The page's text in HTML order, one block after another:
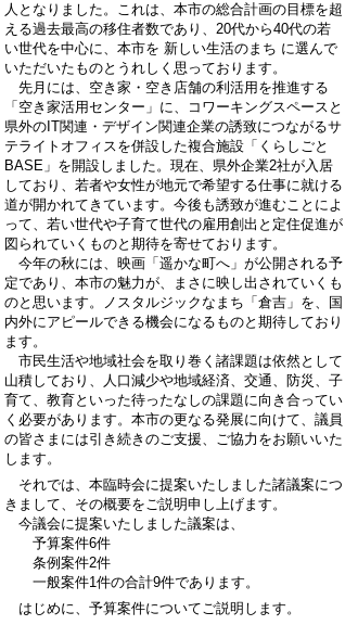
人となりました。これは、本市の総合計画の目標を超
える過去最高の移住者数であり、20代から40代の若
い世代を中心に、本市を 新しい生活のまち に選んで
いただいたものとうれしく思っております。
先月には、空き家・空き店舗の利活用を推進する
「空き家活用センター」に、コワーキングスペースと
県外のIT関連・デザイン関連企業の誘致につながるサ
テライトオフィスを併設した複合施設「くらしごと
BASE」を開設しました。現在、県外企業2社が入居
しており、若者や女性が地元で希望する仕事に就ける
道が開かれてきています。今後も誘致が進むことによ
って、若い世代や子育て世代の雇用創出と定住促進が
図られていくものと期待を寄せております。
今年の秋には、映画「遥かな町へ」が公開される予
定であり、本市の魅力が、まさに映し出されていくも
のと思います。ノスタルジックなまち「倉吉」を、国
内外にアピールできる機会になるものと期待しており
ます。
市民生活や地域社会を取り巻く諸課題は依然として
山積しており、人口減少や地域経済、交通、防災、子
育て、教育といった待ったなしの課題に向き合ってい
く必要があります。本市の更なる発展に向けて、議員
の皆さまには引き続きのご支援、ご協力をお願いいた
します。
それでは、本臨時会に提案いたしました諸議案につ
きまして、その概要をご説明申し上げます。
今議会に提案いたしました議案は、
予算案件6件
条例案件2件
一般案件1件の合計9件であります。
はじめに、予算案件についてご説明します。